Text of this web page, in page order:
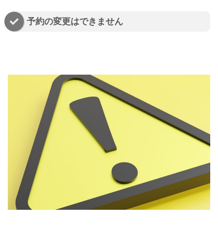
予約の変更はできません